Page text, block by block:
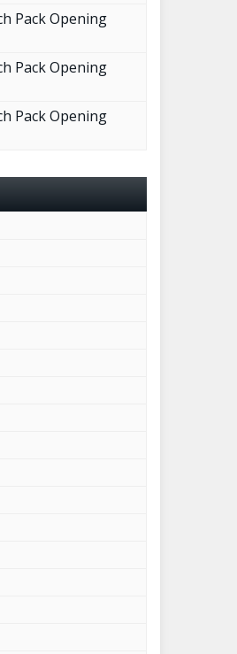
Pack Opening
Pack Opening
Pack Opening